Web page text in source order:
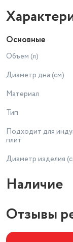
Основные
Объем (л)
Диаметр дна (см)
Материал
Тип
Подходит для
плит
Диаметр изделия
Наличие
Отзывы